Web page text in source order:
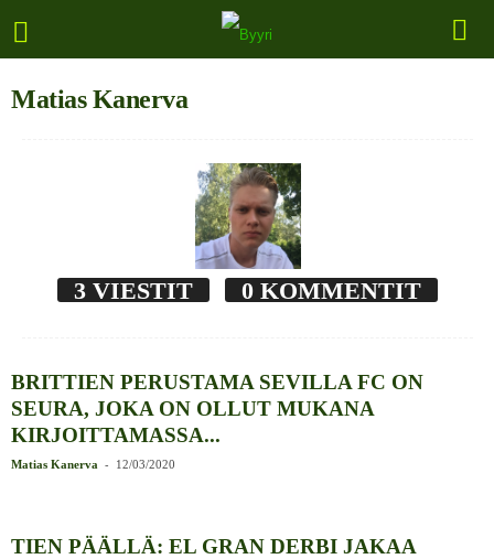
Matias Kanerva
3 VIESTIT 0 KOMMENTIT
BRITTIEN PERUSTAMA SEVILLA FC ON
SEURA, JOKA ON OLLUT MUKANA
KIRJOITTAMASSA...
Matias Kanerva - 12/03/2020
TIEN PÄÄLLÄ: EL GRAN DERBI JAKAA